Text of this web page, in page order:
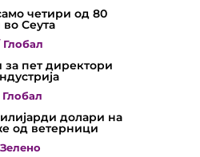
четири од 80
Сеута
Глобал
пет директори
Глобал
долари на
од ветерници
Зелено